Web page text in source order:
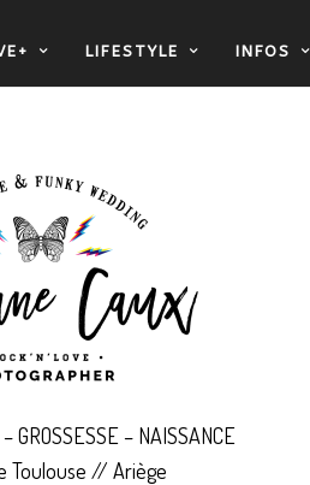
LIFESTYLE INFOS
GROSSESSE – NAISSANCE
Toulouse // Ariège